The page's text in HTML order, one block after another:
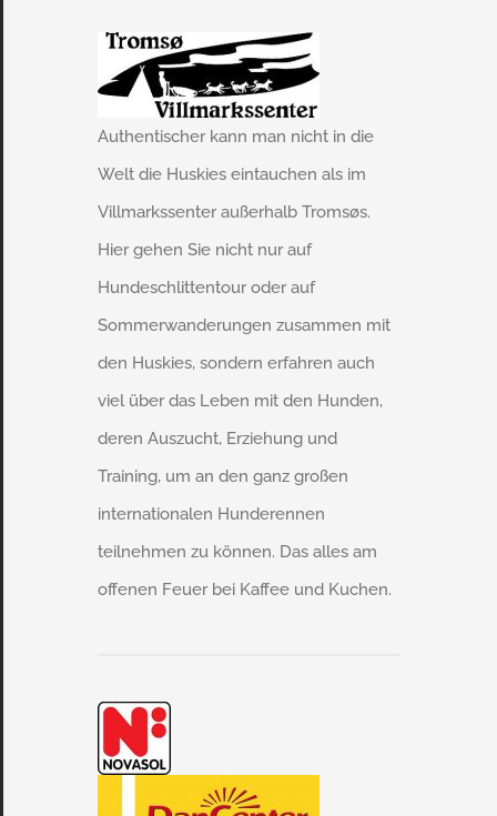
Authentischer kann man nicht in die
Welt die Huskies eintauchen als im
Villmarkssenter außerhalb Tromsøs.
Hier gehen Sie nicht nur auf
Hundeschlittentour oder auf
Sommerwanderungen zusammen mit
den Huskies, sondern erfahren auch
viel über das Leben mit den Hunden,
deren Auszucht, Erziehung und
Training, um an den ganz großen
internationalen Hunderennen
teilnehmen zu können. Das alles am
offenen Feuer bei Kaffee und Kuchen.